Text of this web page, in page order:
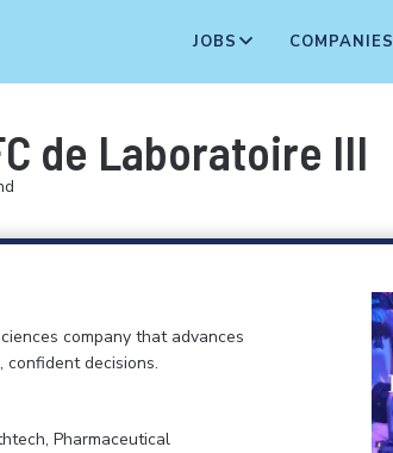
JOBS COMPANIES
de Laboratoire III
company that advances
decisions.
Pharmaceutical